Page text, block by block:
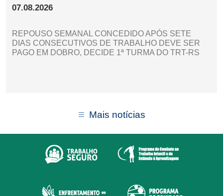
07.08.2026
REPOUSO SEMANAL CONCEDIDO APÓS SETE
DIAS CONSECUTIVOS DE TRABALHO DEVE SER
PAGO EM DOBRO, DECIDE 1ª TURMA DO TRT-RS
Mais notícias